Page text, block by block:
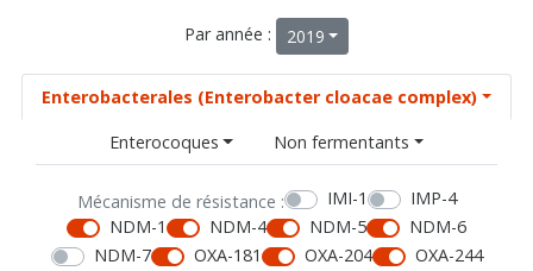
Par année : 2019
Enterobacterales (Enterobacter cloacae complex)
Enterocoques
Non fermentants
Mécanisme de résistance : IMI-1
IMP-4
NDM-1
NDM-4 NDM-5
NDM-6
NDM-7
OXA-181 OXA-204
OXA-244